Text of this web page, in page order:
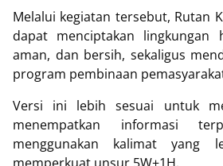
Melalui kegiatan tersebut, Rutan
dapat menciptakan lingkungan
aman, dan bersih, sekaligus
program pembinaan
Versi ini lebih sesuai untuk
menempatkan informasi
menggunakan kalimat yang